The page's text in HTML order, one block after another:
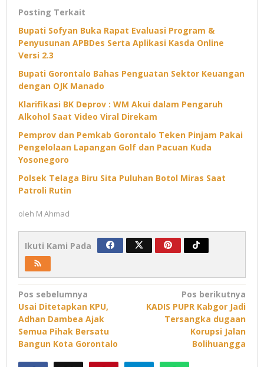
Posting Terkait
Bupati Sofyan Buka Rapat Evaluasi Program &
Penyusunan APBDes Serta Aplikasi Kasda Online
Versi 2.3
Bupati Gorontalo Bahas Penguatan Sektor Keuangan
dengan OJK Manado
Klarifikasi BK Deprov : WM Akui dalam Pengaruh
Alkohol Saat Video Viral Direkam
Pemprov dan Pemkab Gorontalo Teken Pinjam Pakai
Pengelolaan Lapangan Golf dan Pacuan Kuda
Yosonegoro
Polsek Telaga Biru Sita Puluhan Botol Miras Saat
Patroli Rutin
oleh M Ahmad
Ikuti Kami Pada
Navigasi
pos
Pos sebelumnya
Usai Ditetapkan KPU,
Adhan Dambea Ajak
Semua Pihak Bersatu
Bangun Kota Gorontalo
Pos berikutnya
KADIS PUPR Kabgor Jadi
Tersangka dugaan
Korupsi Jalan
Bolihuangga